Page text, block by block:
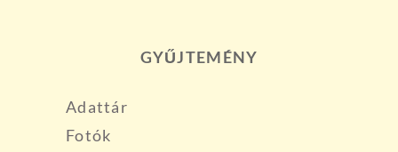
GYŰJTEMÉNY
Adattár
Fotók